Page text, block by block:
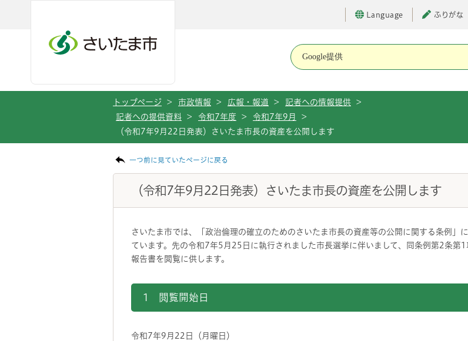
Language ふりがな
トップページ > 市政情報 > 広報・報道 > 記者への情報提供
>
記者への提供資料
> 令和7年度 > 令和7年9月
>
（令和7年9月22日発表）さいたま市長の資産を公開します
一つ前に見ていたページに戻る
（令和7年9月22日発表）さいたま市長の資産を公開します
さいたま市では、「政治倫理の確立のためのさいたま市長の資産等の公開に関する条例」
ています。先の令和7年5月25日に執行されました市長選挙に伴いまして、同条例第2条第
報告書を閲覧に供します。
1 閲覧開始日
令和7年9月22日（月曜日）